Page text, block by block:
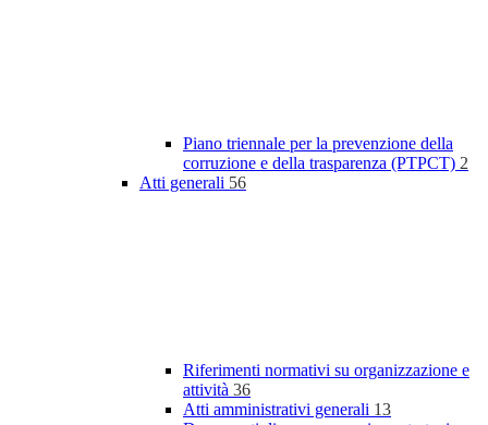
Piano triennale per la prevenzione della
corruzione e della trasparenza (PTPCT) 2
Atti generali 56
Riferimenti normativi su organizzazione e
attività 36
Atti amministrativi generali 13